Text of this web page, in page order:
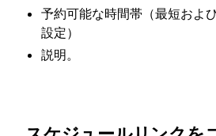
予約可能な時間帯（最短およ
設定）
説明。